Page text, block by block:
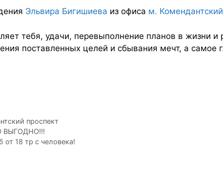
Эльвира Бигишиева из офиса м. Комендантский
тебя, удачи, перевыполнение планов в жизни и
поставленных целей и сбывания мечт, а самое
проспект
ВЫГОДНО!!!
18 тр с человека!